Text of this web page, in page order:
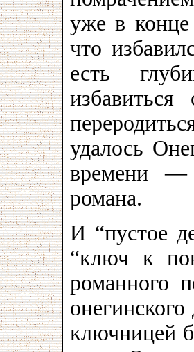
уже в конце
что
есть
удалось
времени —
романа.
И “пустое
“ключ к
романного
ключницей